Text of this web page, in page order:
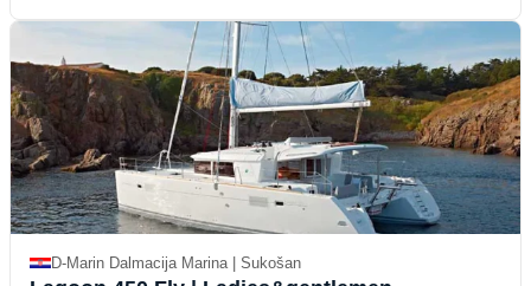
D-Marin Dalmacija Marina | Sukošan